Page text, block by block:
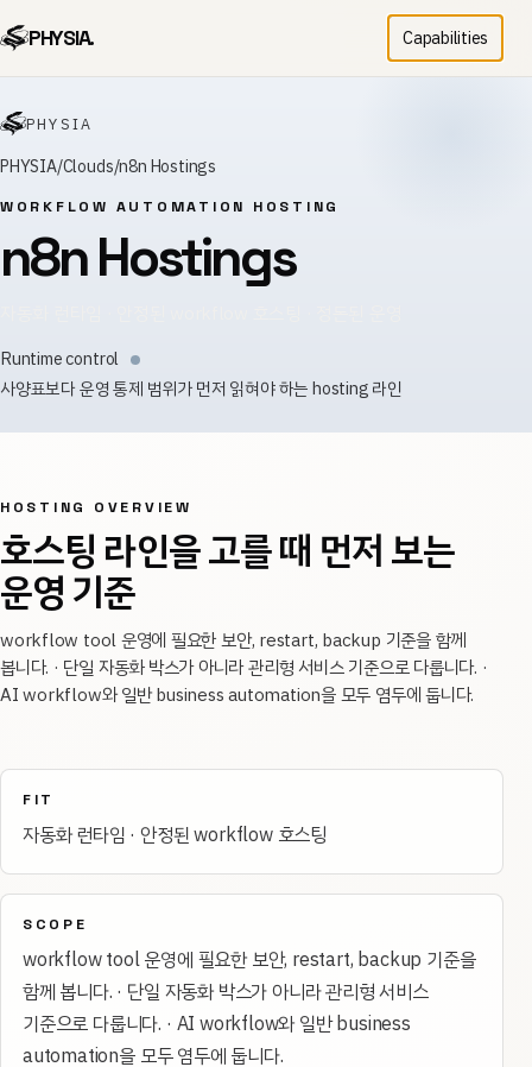
PHYSIA. Capabilities
PHYSIA
PHYSIA Clouds n8n Hostings
WORKFLOW AUTOMATION HOSTING
n8n Hostings
Runtime control
사양표보다 운영 통제 범위가 먼저 읽혀야 하는 hosting 라인
HOSTING OVERVIEW
호스팅 라인을 고를 때 먼저 보는
운영 기준
workflow tool 운영에 필요한 보안, restart, backup 기준을 함께
봅니다. · 단일 자동화 박스가 아니라 관리형 서비스 기준으로 다룹니다. ·
AI workflow와 일반 business automation을 모두 염두에 둡니다.
FIT
자동화 런타임 · 안정된 workflow 호스팅
SCOPE
workflow tool 운영에 필요한 보안, restart, backup 기준을
함께 봅니다. · 단일 자동화 박스가 아니라 관리형 서비스
기준으로 다룹니다. · AI workflow와 일반 business
automation을 모두 염두에 둡니다.